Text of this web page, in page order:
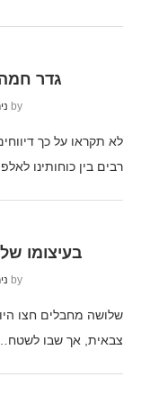
גדר
by
לא תקראו על כך
רבים בין כוחותינו
בעיצומו
by
שלושה מחבלים חצו
צבאית, אך שבו לשטח…